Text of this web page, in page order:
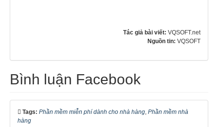
Tác giả bài viết: VQSOFT.net
Nguồn tin: VQSOFT
Bình luận Facebook
Tags: Phần mềm miễn phí dành cho nhà hàng, Phần mềm nhà
hàng